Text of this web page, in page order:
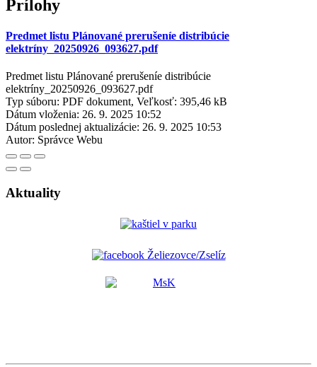
Prílohy
Predmet listu Plánované prerušeníe distribúcie
elektríny_20250926_093627.pdf
Predmet listu Plánované prerušeníe distribúcie
elektríny_20250926_093627.pdf
Typ súboru: PDF dokument, Veľkosť: 395,46 kB
Dátum vloženia: 26. 9. 2025 10:52
Dátum poslednej aktualizácie: 26. 9. 2025 10:53
Autor: Správce Webu
Aktuality